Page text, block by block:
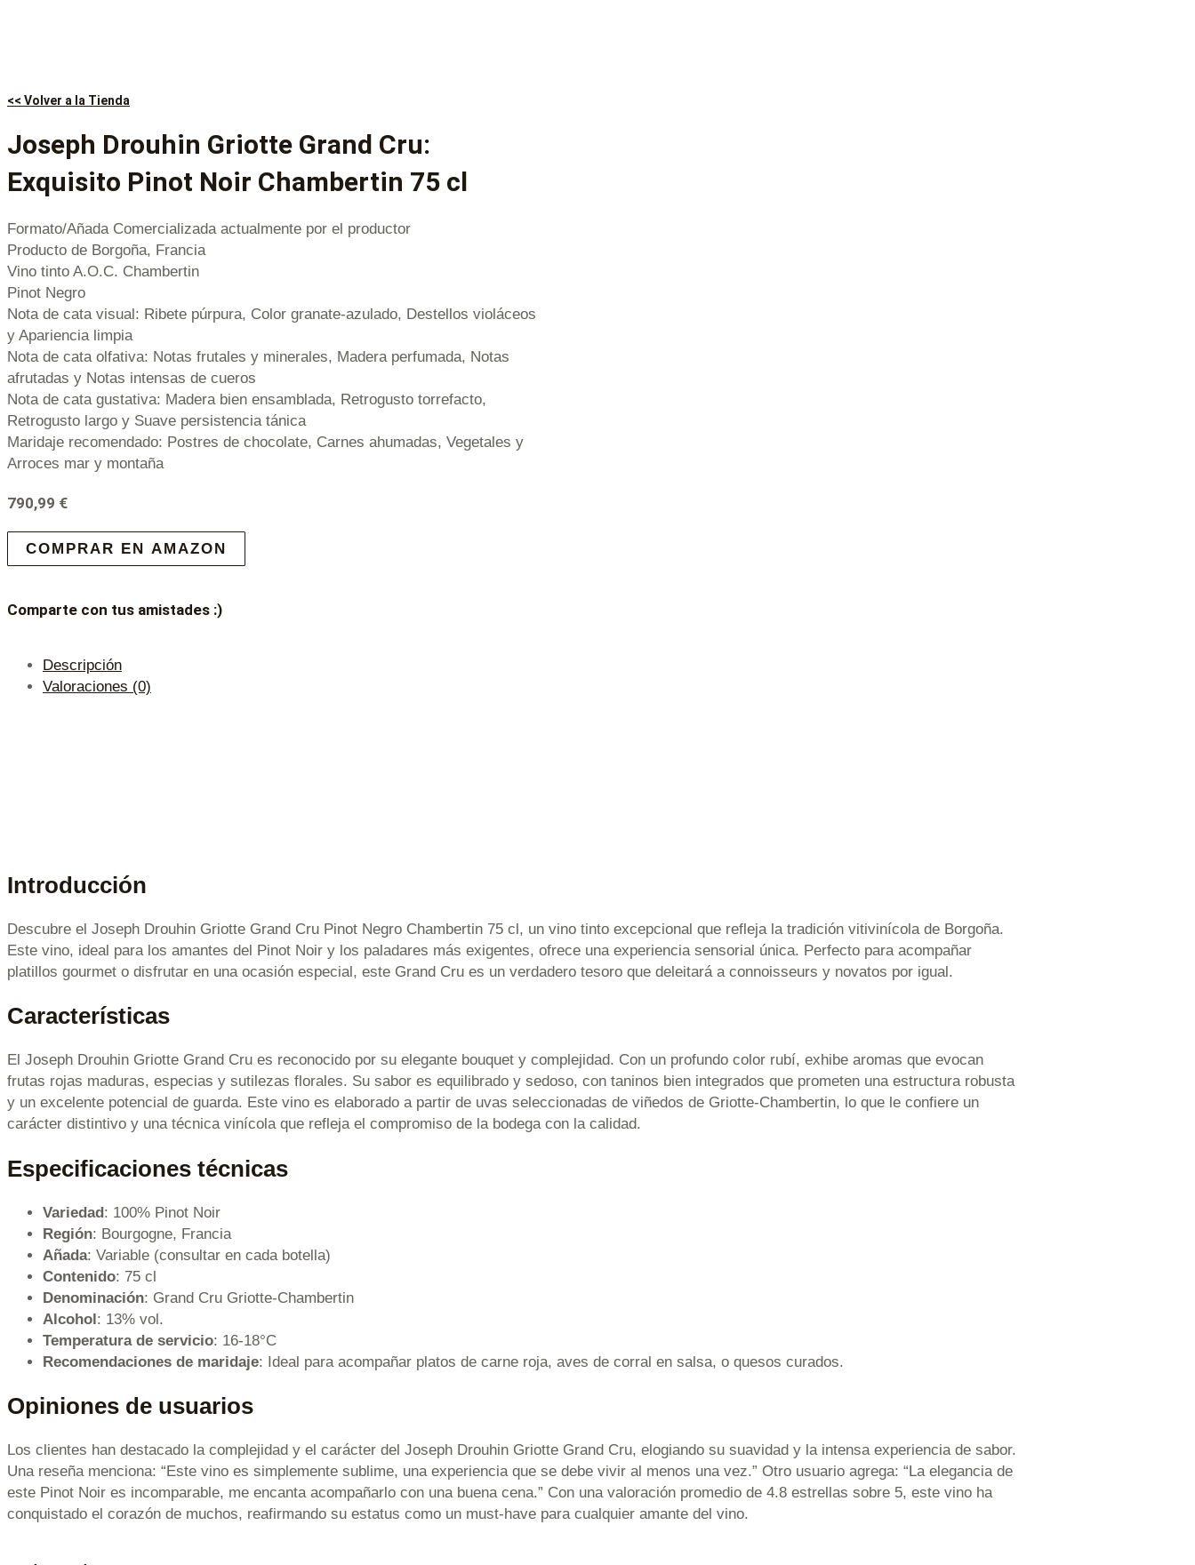
<< Volver a la Tienda
Joseph Drouhin Griotte Grand Cru:
Exquisito Pinot Noir Chambertin 75 cl
Formato/Añada Comercializada actualmente por el productor
Producto de Borgoña, Francia
Vino tinto A.O.C. Chambertin
Pinot Negro
Nota de cata visual: Ribete púrpura, Color granate-azulado, Destellos violáceos
y Apariencia limpia
Nota de cata olfativa: Notas frutales y minerales, Madera perfumada, Notas
afrutadas y Notas intensas de cueros
Nota de cata gustativa: Madera bien ensamblada, Retrogusto torrefacto,
Retrogusto largo y Suave persistencia tánica
Maridaje recomendado: Postres de chocolate, Carnes ahumadas, Vegetales y
Arroces mar y montaña
790,99 €
COMPRAR EN AMAZON
Comparte con tus amistades :)
Descripción
Valoraciones (0)
Introducción
Descubre el Joseph Drouhin Griotte Grand Cru Pinot Negro Chambertin 75 cl, un vino tinto excepcional que refleja la tradición vitivinícola de Borgoña.
Este vino, ideal para los amantes del Pinot Noir y los paladares más exigentes, ofrece una experiencia sensorial única. Perfecto para acompañar
platillos gourmet o disfrutar en una ocasión especial, este Grand Cru es un verdadero tesoro que deleitará a connoisseurs y novatos por igual.
Características
El Joseph Drouhin Griotte Grand Cru es reconocido por su elegante bouquet y complejidad. Con un profundo color rubí, exhibe aromas que evocan
frutas rojas maduras, especias y sutilezas florales. Su sabor es equilibrado y sedoso, con taninos bien integrados que prometen una estructura robusta
y un excelente potencial de guarda. Este vino es elaborado a partir de uvas seleccionadas de viñedos de Griotte-Chambertin, lo que le confiere un
carácter distintivo y una técnica vinícola que refleja el compromiso de la bodega con la calidad.
Especificaciones técnicas
Variedad: 100% Pinot Noir
Región: Bourgogne, Francia
Añada: Variable (consultar en cada botella)
Contenido: 75 cl
Denominación: Grand Cru Griotte-Chambertin
Alcohol: 13% vol.
Temperatura de servicio: 16-18°C
Recomendaciones de maridaje: Ideal para acompañar platos de carne roja, aves de corral en salsa, o quesos curados.
Opiniones de usuarios
Los clientes han destacado la complejidad y el carácter del Joseph Drouhin Griotte Grand Cru, elogiando su suavidad y la intensa experiencia de sabor.
Una reseña menciona: “Este vino es simplemente sublime, una experiencia que se debe vivir al menos una vez.” Otro usuario agrega: “La elegancia de
este Pinot Noir es incomparable, me encanta acompañarlo con una buena cena.” Con una valoración promedio de 4.8 estrellas sobre 5, este vino ha
conquistado el corazón de muchos, reafirmando su estatus como un must-have para cualquier amante del vino.